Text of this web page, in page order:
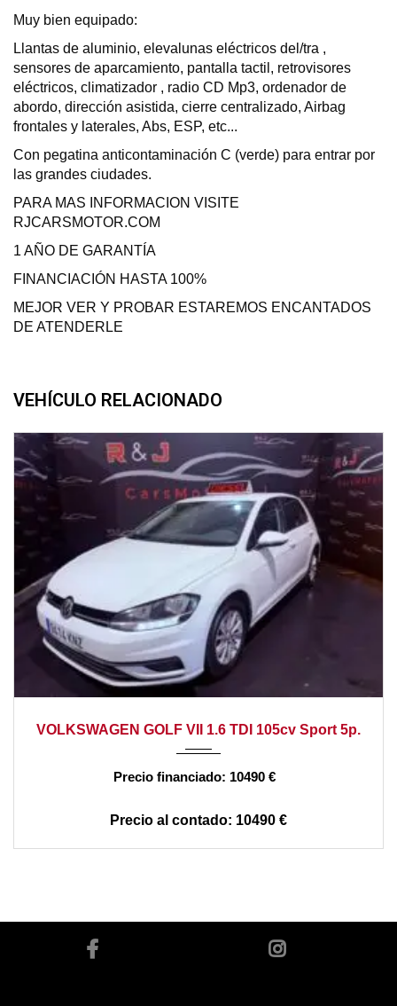
Muy bien equipado:
Llantas de aluminio, elevalunas eléctricos del/tra ,
sensores de aparcamiento, pantalla tactil, retrovisores
eléctricos, climatizador , radio CD Mp3, ordenador de
abordo, dirección asistida, cierre centralizado, Airbag
frontales y laterales, Abs, ESP, etc...
Con pegatina anticontaminación C (verde) para entrar por
las grandes ciudades.
PARA MAS INFORMACION VISITE
RJCARSMOTOR.COM
1 AÑO DE GARANTÍA
FINANCIACIÓN HASTA 100%
MEJOR VER Y PROBAR ESTAREMOS ENCANTADOS
DE ATENDERLE
VEHÍCULO RELACIONADO
VOLKSWAGEN GOLF VII 1.6 TDI 105cv Sport 5p.
10490 €
10490 €